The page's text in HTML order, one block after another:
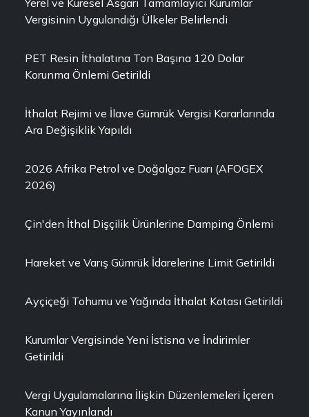
Yerel ve Küresel Asgari Tamamlayıcı Kurumlar
Vergisinin Uygulandığı Ülkeler Belirlendi
PET Resin İthalatına Ton Başına 120 Dolar
Korunma Önlemi Getirildi
İthalat Rejimi ve İlave Gümrük Vergisi Kararlarında
Ara Değişiklik Yapıldı
2026 Afrika Petrol ve Doğalgaz Fuarı (AFOGEX
2026)
Çin'den İthal Dişçilik Ürünlerine Damping Önlemi
Hareket ve Varış Gümrük İdarelerine Limit Getirildi
Ayçiçeği Tohumu ve Yağında İthalat Kotası Getirildi
Kurumlar Vergisinde Yeni İstisna ve İndirimler
Getirildi
Vergi Uygulamalarına İlişkin Düzenlemeleri İçeren
Kanun Yayınlandı